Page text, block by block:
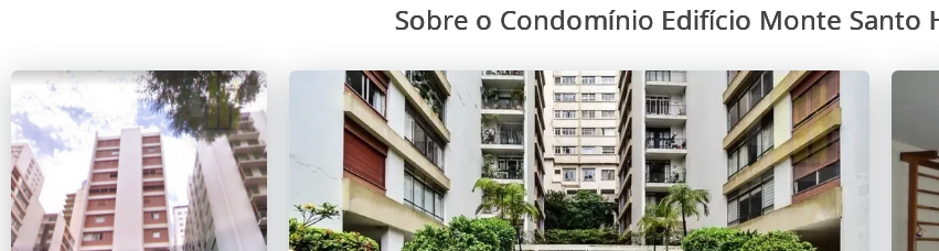
Sobre o Condomínio Edifício Monte Santo